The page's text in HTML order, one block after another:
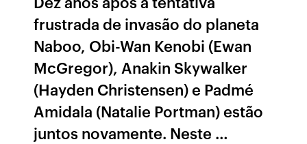
frustrada de invasão do planeta
Naboo, Obi-Wan Kenobi (Ewan
McGregor), Anakin Skywalker
(Hayden Christensen) e Padmé
Amidala (Natalie Portman) estão
juntos novamente. Neste …